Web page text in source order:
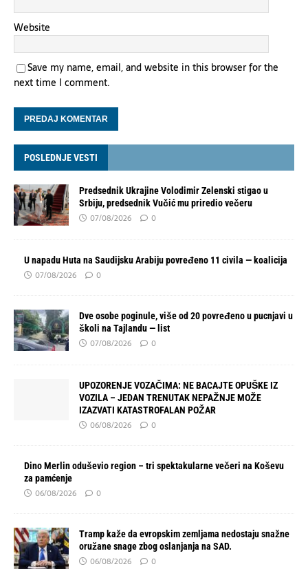
Website
Save my name, email, and website in this browser for the
next time I comment.
POSLEDNJE VESTI
Predsednik Ukrajine Volodimir Zelenski stigao u
Srbiju, predsednik Vučić mu priredio večeru
07/08/2026 0
U napadu Huta na Saudijsku Arabiju povređeno 11 civila — koalicija
07/08/2026 0
Dve osobe poginule, više od 20 povređeno u pucnjavi u
školi na Tajlandu — list
07/08/2026 0
UPOZORENJE VOZAČIMA: NE BACAJTE OPUŠKE IZ
VOZILA – JEDAN TRENUTAK NEPAŽNJE MOŽE
IZAZVATI KATASTROFALAN POŽAR
06/08/2026 0
Dino Merlin oduševio region – tri spektakularne večeri na Koševu
za pamćenje
06/08/2026 0
Tramp kaže da evropskim zemljama nedostaju snažne
oružane snage zbog oslanjanja na SAD.
06/08/2026 0